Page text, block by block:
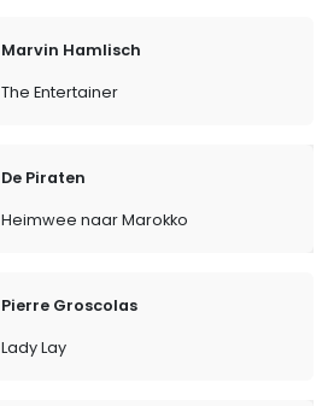
Marvin Hamlisch
The Entertainer
De Piraten
Heimwee naar Marokko
Pierre Groscolas
Lady Lay